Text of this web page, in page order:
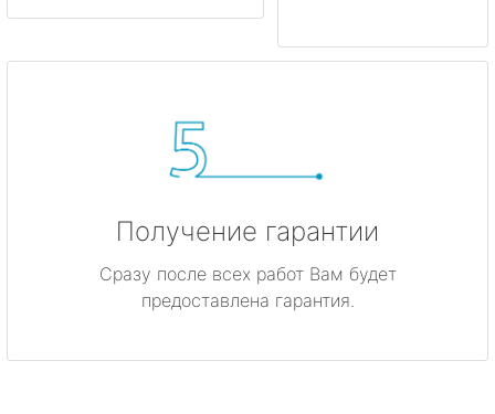
Получение гарантии
Сразу после всех работ Вам будет
предоставлена гарантия.